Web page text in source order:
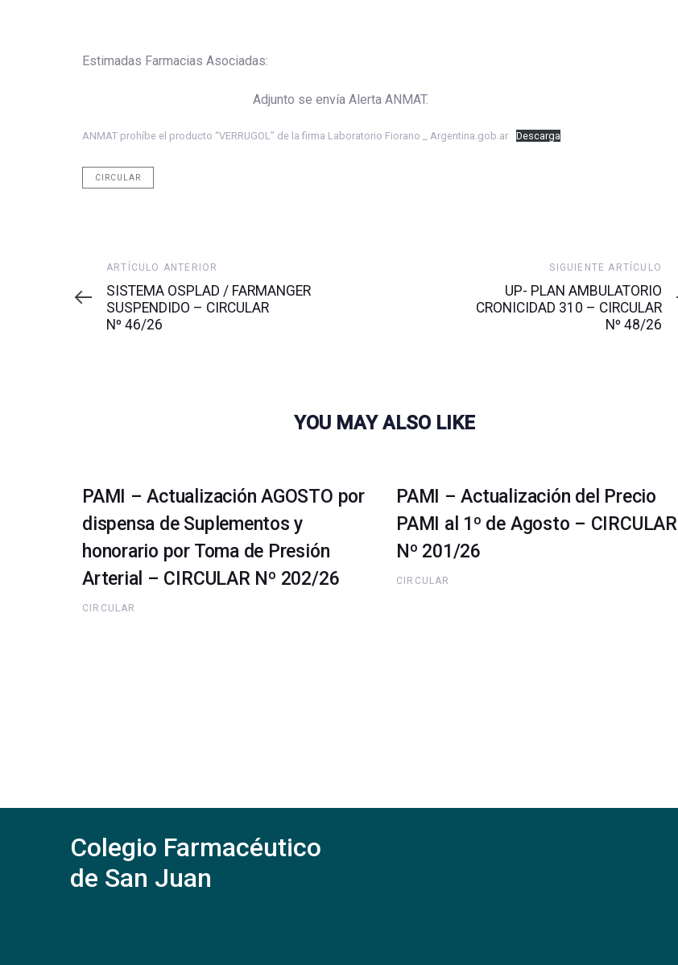
Estimadas Farmacias Asociadas:
Adjunto se envía Alerta ANMAT.
ANMAT prohíbe el producto “VERRUGOL” de la firma Laboratorio Fiorano _ Argentina.gob.ar Descarga
CIRCULAR
Artículo
anterior
ARTÍCULO ANTERIOR
SISTEMA OSPLAD / FARMANGER
SUSPENDIDO – CIRCULAR
Nº 46/26
SIGUIENTE ARTÍCULO
UP- PLAN AMBULATORIO
CRONICIDAD 310 – CIRCULAR
Nº 48/26
YOU MAY ALSO LIKE
PAMI – Actualización AGOSTO por
dispensa de Suplementos y
honorario por Toma de Presión
Arterial – CIRCULAR Nº 202/26
CIRCULAR
PAMI – Actualización del Precio
PAMI al 1º de Agosto – CIRCULAR
Nº 201/26
CIRCULAR
Colegio Farmacéutico
de San Juan